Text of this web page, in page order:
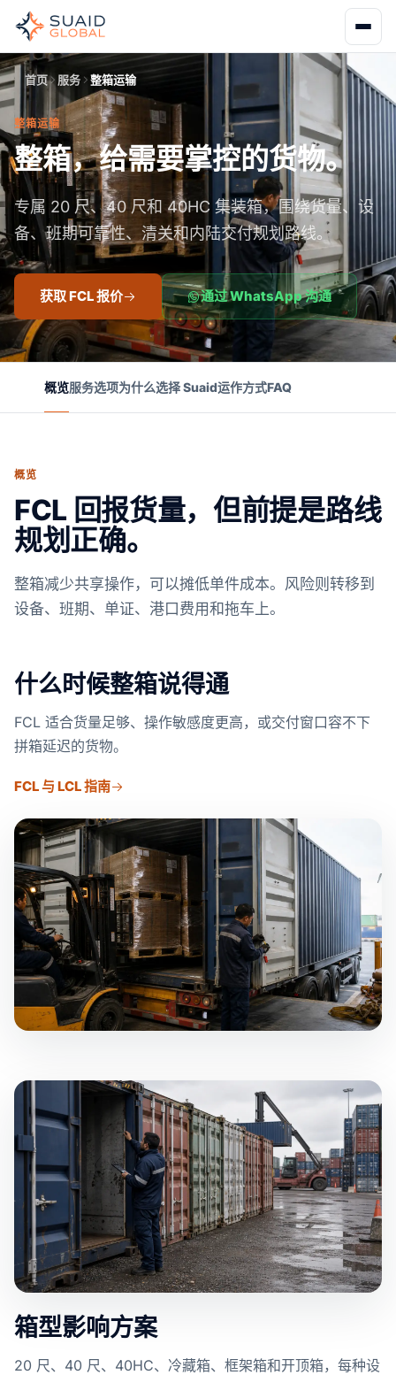
首页 服务 整箱运输
整箱运输
整箱，给需要掌控的货物。
专属 20 尺、40 尺和 40HC 集装箱，围绕货量、设
备、班期可靠性、清关和内陆交付规划路线。
获取 FCL 报价 通过 WhatsApp 沟通
概览服务选项为什么选择 Suaid运作方式FAQ
概览
FCL 回报货量，但前提是路线
规划正确。
整箱减少共享操作，可以摊低单件成本。风险则转移到
设备、班期、单证、港口费用和拖车上。
什么时候整箱说得通
FCL 适合货量足够、操作敏感度更高，或交付窗口容不下
拼箱延迟的货物。
FCL 与 LCL 指南
箱型影响方案
20 尺、40 尺、40HC、冷藏箱、框架箱和开顶箱，每种设